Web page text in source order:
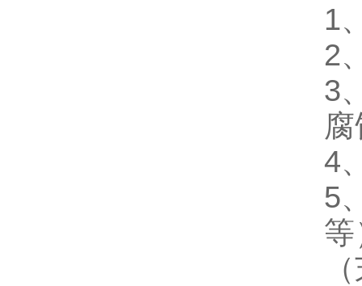
1
2
3
4
5